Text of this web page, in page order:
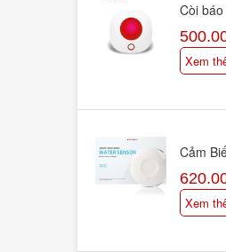
Còi
cảm
Wifi RF
ST-LB5
Xem
Cảm
Rỉ
Thông
Xem